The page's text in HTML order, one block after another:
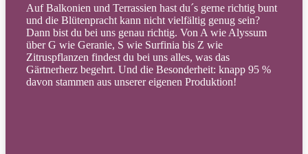
Auf Balkonien und Terrassien hast du´s gerne richtig bunt
und die Blütenpracht kann nicht vielfältig genug sein?
Dann bist du bei uns genau richtig. Von A wie Alyssum
über G wie Geranie, S wie Surfinia bis Z wie
Zitruspflanzen findest du bei uns alles, was das
Gärtnerherz begehrt. Und die Besonderheit: knapp 95 %
davon stammen aus unserer eigenen Produktion!